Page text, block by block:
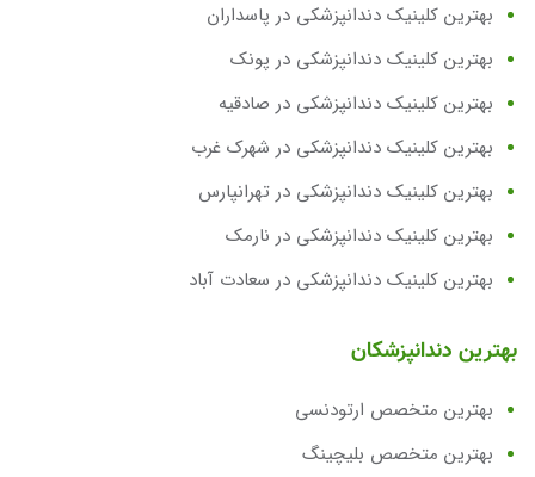
بهترین کلینیک دندانپزشکی در پاسداران
بهترین کلینیک دندانپزشکی در پونک
بهترین کلینیک دندانپزشکی در صادقیه
بهترین کلینیک دندانپزشکی در شهرک غرب
بهترین کلینیک دندانپزشکی در تهرانپارس
بهترین کلینیک دندانپزشکی در نارمک
بهترین کلینیک دندانپزشکی در سعادت آباد
بهترین دندانپزشکان
بهترین متخصص ارتودنسی
بهترین متخصص بلیچینگ